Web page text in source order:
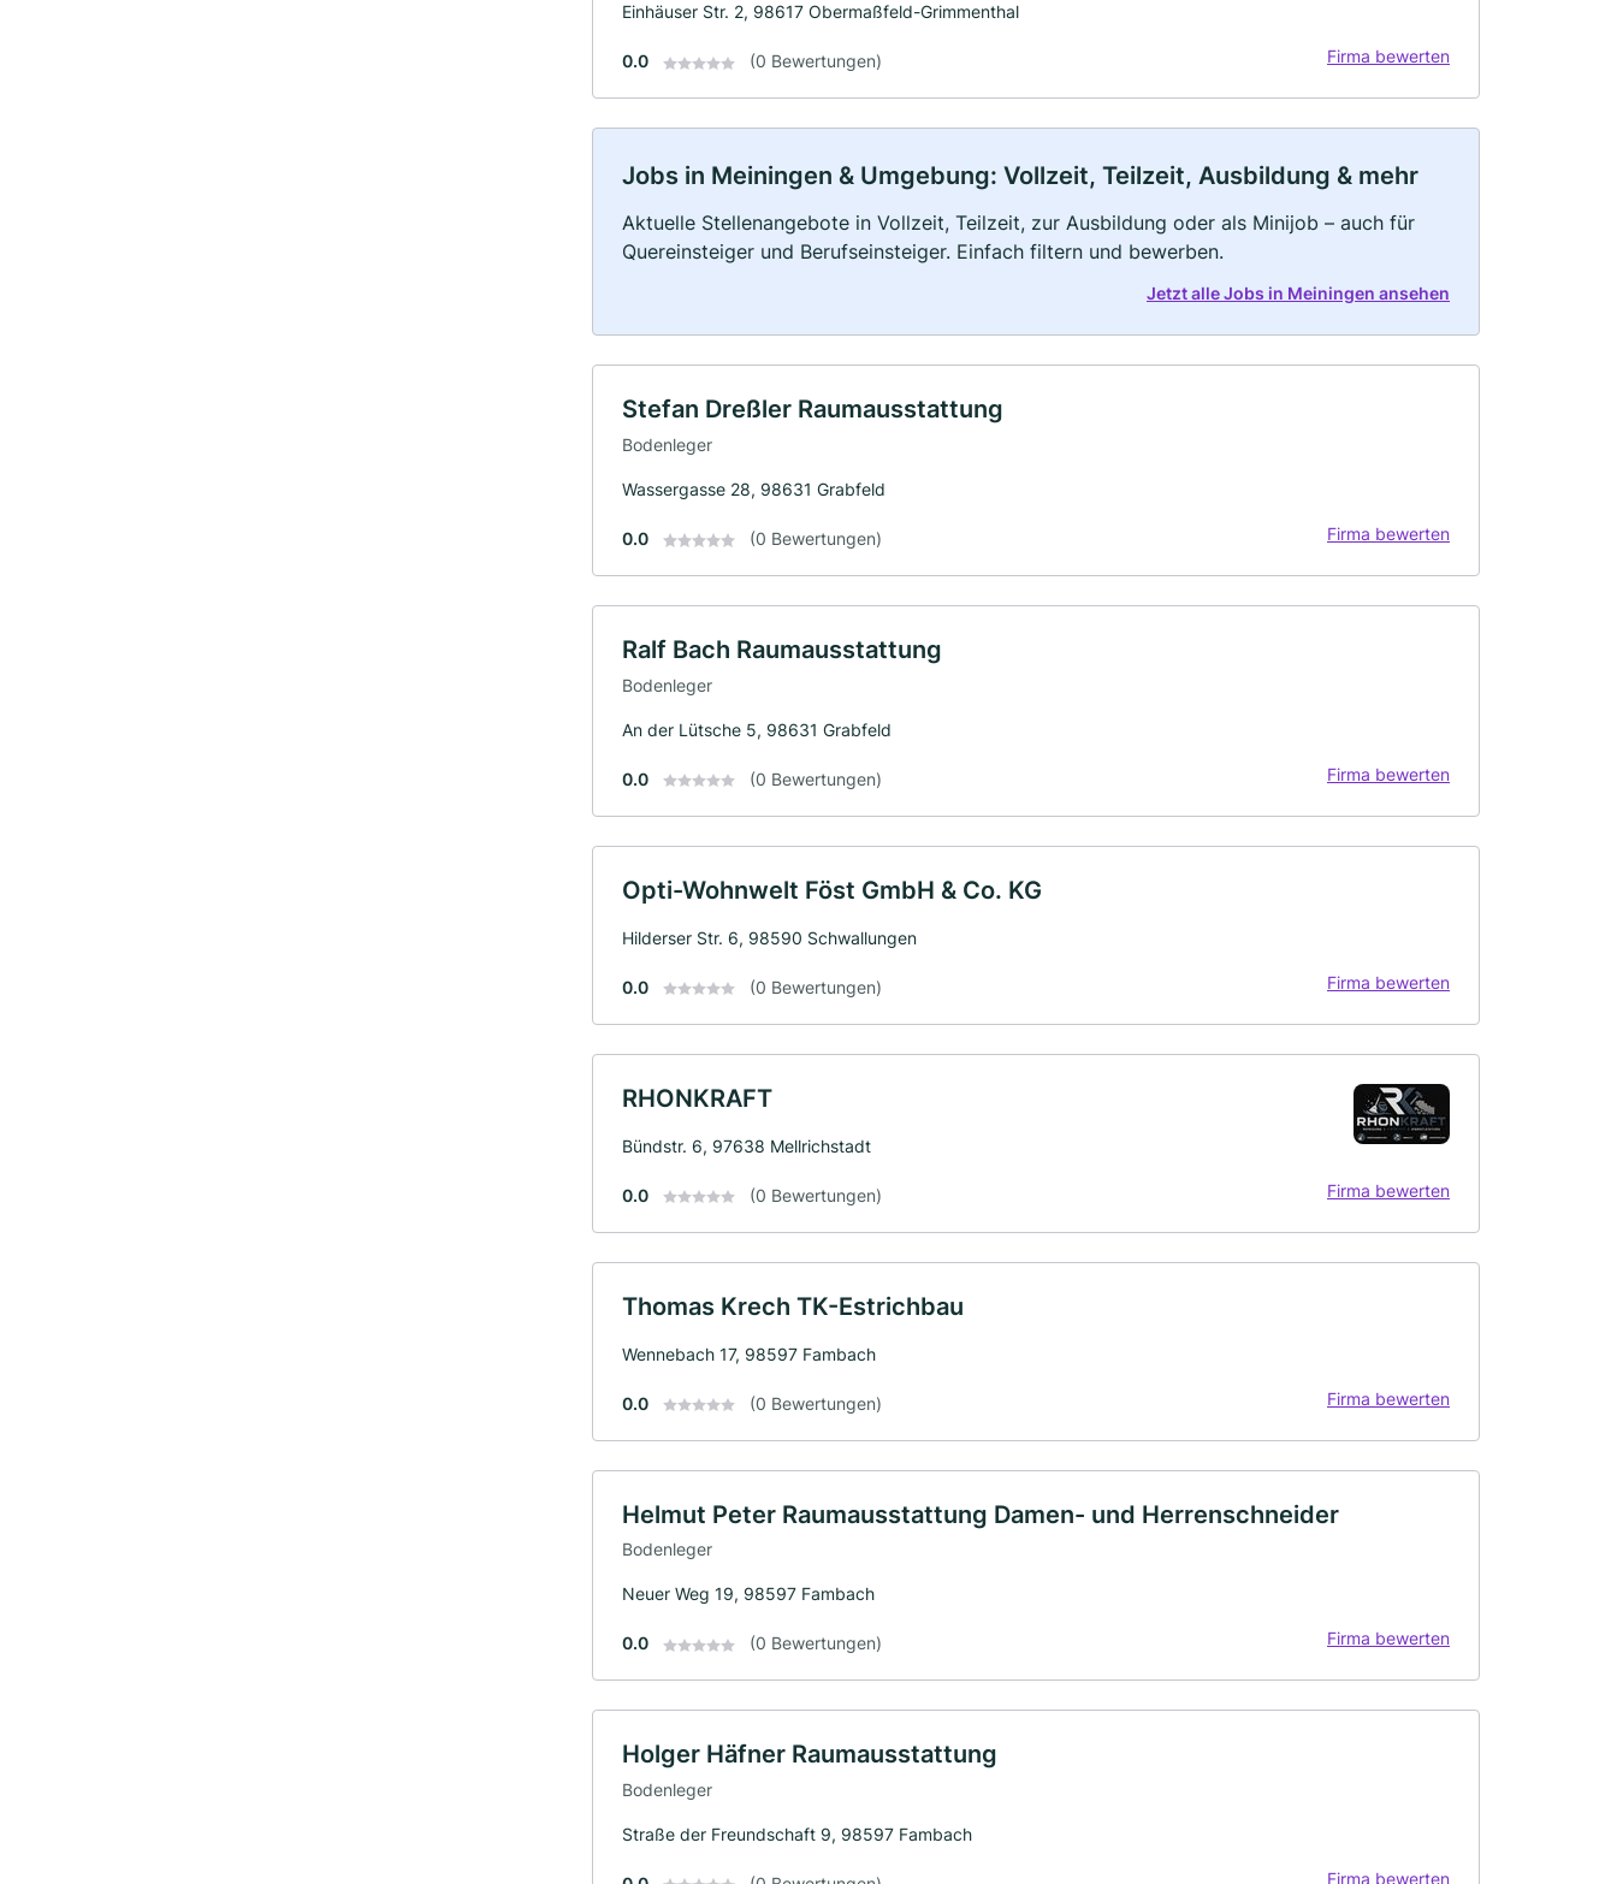
Einhäuser Str. 2, 98617 Obermaßfeld-Grimmenthal
0.0 (0 Bewertungen) Firma bewerten
Jobs in Meiningen & Umgebung: Vollzeit, Teilzeit, Ausbildung & mehr
Aktuelle Stellenangebote in Vollzeit, Teilzeit, zur Ausbildung oder als Minijob – auch für
Quereinsteiger und Berufseinsteiger. Einfach filtern und bewerben.
Jetzt alle Jobs in Meiningen ansehen
Stefan Dreßler Raumausstattung
Bodenleger
Wassergasse 28, 98631 Grabfeld
0.0 (0 Bewertungen) Firma bewerten
Ralf Bach Raumausstattung
Bodenleger
An der Lütsche 5, 98631 Grabfeld
0.0 (0 Bewertungen) Firma bewerten
Opti-Wohnwelt Föst GmbH & Co. KG
Hilderser Str. 6, 98590 Schwallungen
0.0 (0 Bewertungen) Firma bewerten
RHONKRAFT
Bündstr. 6, 97638 Mellrichstadt
0.0 (0 Bewertungen) Firma bewerten
Thomas Krech TK-Estrichbau
Wennebach 17, 98597 Fambach
0.0 (0 Bewertungen) Firma bewerten
Helmut Peter Raumausstattung Damen- und Herrenschneider
Bodenleger
Neuer Weg 19, 98597 Fambach
0.0 (0 Bewertungen) Firma bewerten
Holger Häfner Raumausstattung
Bodenleger
Straße der Freundschaft 9, 98597 Fambach
Firma bewerten